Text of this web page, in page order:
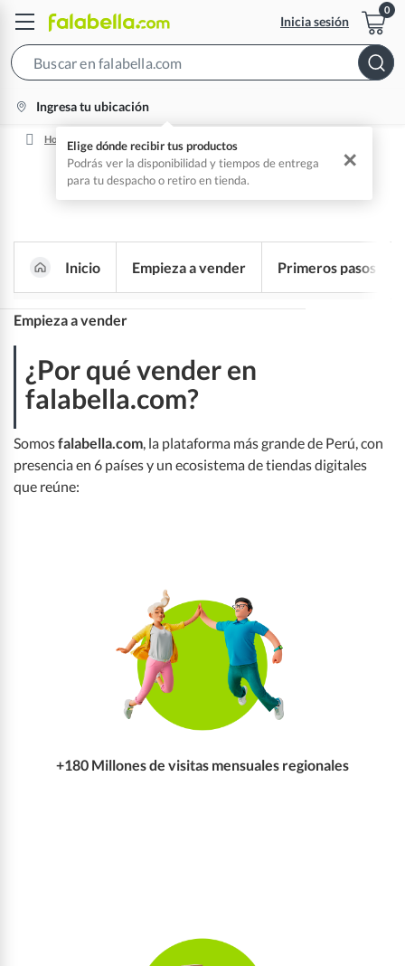
Inicia sesión
location-
Ingresa tu ubicación
Elige dónde recibir tus productos
Podrás ver la disponibilidad y tiempos de entrega
para tu despacho o retiro en tienda.
✕
Home Por Qué Vender En Falabella.com
Inicio Empieza a vender Primeros pasos
Nace un nuevo espacio para ti
¿Cuánto cuesta vender en falabella.com?
¿Cómo registrarte en falabella.com?
Casos de éxito sellers
Empieza a vender
¿Por qué vender en
falabella.com?
Somosfalabella.com, la plataforma más grande de Perú, con
presencia en 6 países y un ecosistema de tiendas digitales
que reúne:
+180 Millones de visitas mensuales regionales